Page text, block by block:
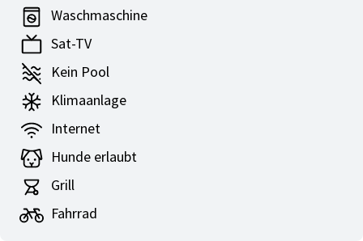
Waschmaschine
Sat-TV
Kein Pool
Klimaanlage
Internet
Hunde erlaubt
Grill
Fahrrad